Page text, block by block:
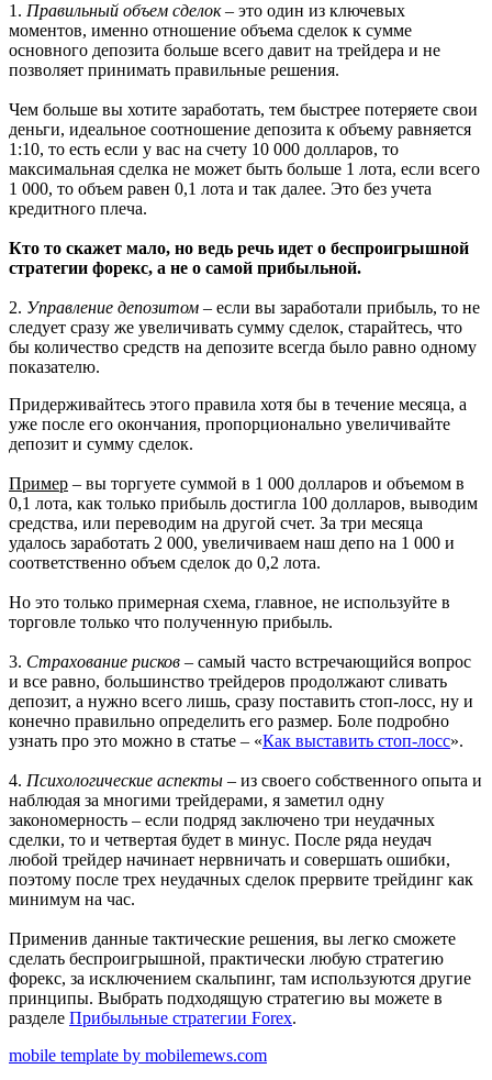
1. Правильный объем сделок– это один из ключевых
моментов, именно отношение объема сделок к сумме
основного депозита больше всего давит на трейдера и не
позволяет принимать правильные решения.
Чем больше вы хотите заработать, тем быстрее потеряете свои
деньги, идеальное соотношение депозита к объему равняется
1:10, то есть если у вас на счету 10 000 долларов, то
максимальная сделка не может быть больше 1 лота, если всего
1 000, то объем равен 0,1 лота и так далее. Это без учета
кредитного плеча.
Кто то скажет мало, но ведь речь идет о беспроигрышной
стратегии форекс, а не о самой прибыльной.
2. Управление депозитом – если вы заработали прибыль, то не
следует сразу же увеличивать сумму сделок, старайтесь, что
бы количество средств на депозите всегда было равно одному
показателю.
Придерживайтесь этого правила хотя бы в течение месяца, а
уже после его окончания, пропорционально увеличивайте
депозит и сумму сделок.
Пример – вы торгуете суммой в 1 000 долларов и объемом в
0,1 лота, как только прибыль достигла 100 долларов, выводим
средства, или переводим на другой счет. За три месяца
удалось заработать 2 000, увеличиваем наш депо на 1 000 и
соответственно объем сделок до 0,2 лота.
Но это только примерная схема, главное, не используйте в
торговле только что полученную прибыль.
3. Страхование рисков – самый часто встречающийся вопрос
и все равно, большинство трейдеров продолжают сливать
депозит, а нужно всего лишь, сразу поставить стоп-лосс, ну и
конечно правильно определить его размер. Боле подробно
узнать про это можно в статье – «Как выставить стоп-лосс».
4. Психологические аспекты – из своего собственного опыта и
наблюдая за многими трейдерами, я заметил одну
закономерность – если подряд заключено три неудачных
сделки, то и четвертая будет в минус. После ряда неудач
любой трейдер начинает нервничать и совершать ошибки,
поэтому после трех неудачных сделок прервите трейдинг как
минимум на час.
Применив данные тактические решения, вы легко сможете
сделать беспроигрышной, практически любую стратегию
форекс, за исключением скальпинг, там используются другие
принципы. Выбрать подходящую стратегию вы можете в
разделе Прибыльные стратегии Forex.
mobile template by mobilemews.com